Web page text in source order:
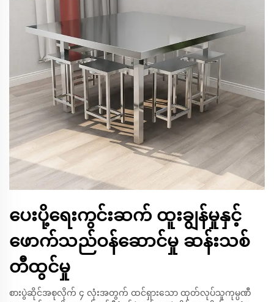
ပေးပို့ရေးကွင်းဆက် ထူးချွန်မှုနှင့်
ဖောက်သည်ဝန်ဆောင်မှု ဆန်းသစ်
တီထွင်မှု
စားပွဲဆိုင်အစုလိုက် ၄ လုံးအတွက် ထင်ရှားသော ထုတ်လုပ်သူကုမ္ပဏီ